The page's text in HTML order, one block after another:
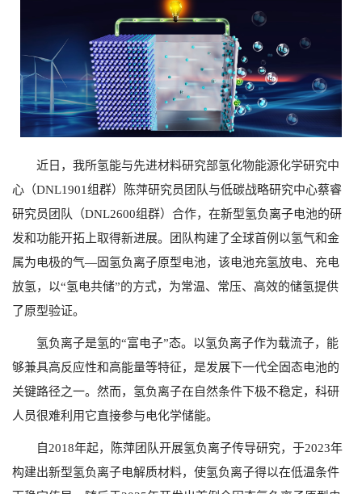
近日，我所氢能与先进材料研究部氢化物能源化学研究中
心（DNL1901组群）陈萍研究员团队与低碳战略研究中心蔡睿
研究员团队（DNL2600组群）合作， 在新型氢负离子电池的研
发和功能开拓上取得新进展。团队构建了全球首例以氢气和金
属为电极的气—固氢负离子原型电池，该电池充氢放电、充电
放氢，以“氢电共储”的方式，为常温、常压、高效的储氢提供
了原型验证。
氢负离子是氢的“富电子”态。以氢负离子作为载流子，能
够兼具高反应性和高能量等特征，是发展下一代全固态电池的
关键路径之一。然而，氢负离子在自然条件下极不稳定，科研
人员很难利用它直接参与电化学储能。
自 2018年起，陈萍团队开展氢负离子传导研究，于2023年
构建出新型氢负离子电解质材料，使氢负离子得以在低温条件